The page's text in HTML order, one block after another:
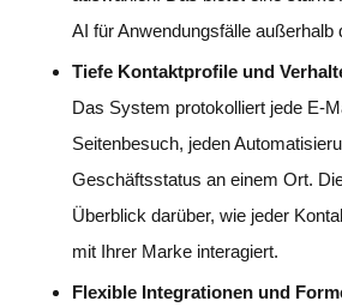
AI für Anwendungsfälle
Tiefe Kontaktprofile und
Das System protokolliert jede E-
Seitenbesuch, jeden
Geschäftsstatus an einem Ort.
Überblick darüber, wie jeder
mit Ihrer Marke interagiert.
Flexible Integrationen und